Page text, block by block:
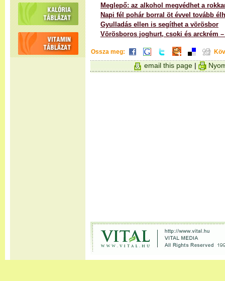
Meglepő: az alkohol megvédhet a
Napi fél pohár borral öt évvel tovább
Gyulladás ellen is segíthet a vörösbor
Vörösboros joghurt, csoki és arckrém
Ossza meg:
email this page |